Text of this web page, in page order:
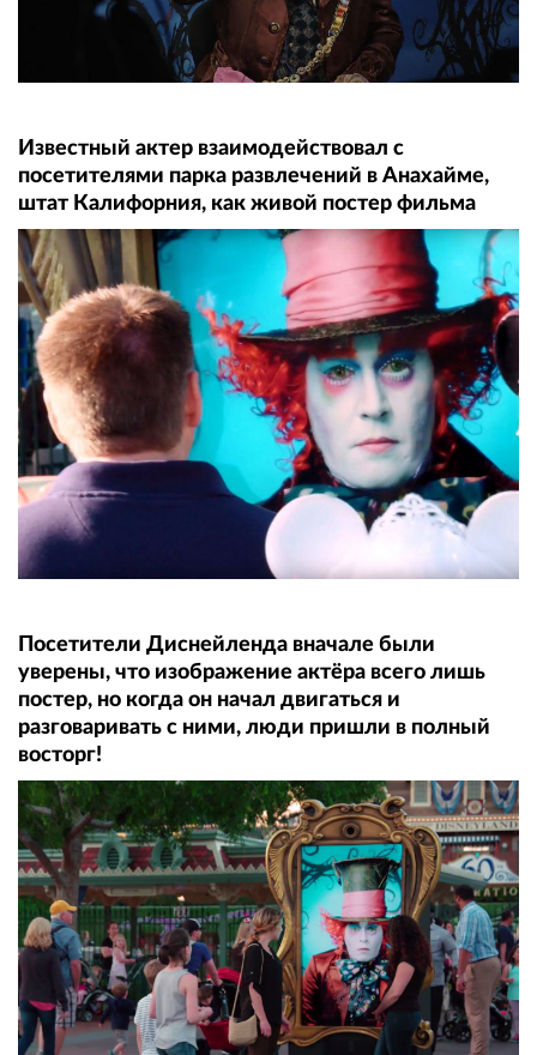
Известный актер взаимодействовал с
посетителями парка развлечений в Анахайме,
штат Калифорния, как живой постер фильма
Посетители Диснейленда вначале были
уверены, что изображение актёра всего лишь
постер, но когда он начал двигаться и
разговаривать с ними, люди пришли в полный
восторг!